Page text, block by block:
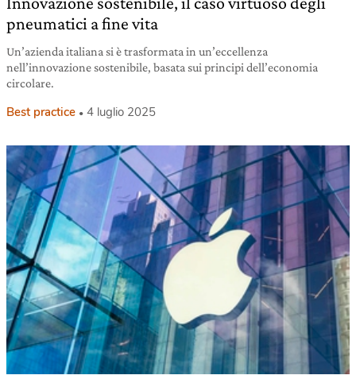
pneumatici a fine vita
Un’azienda italiana si è trasformata in un’eccellenza
nell’innovazione sostenibile, basata sui principi dell’economia
circolare.
Best practice 4 luglio 2025